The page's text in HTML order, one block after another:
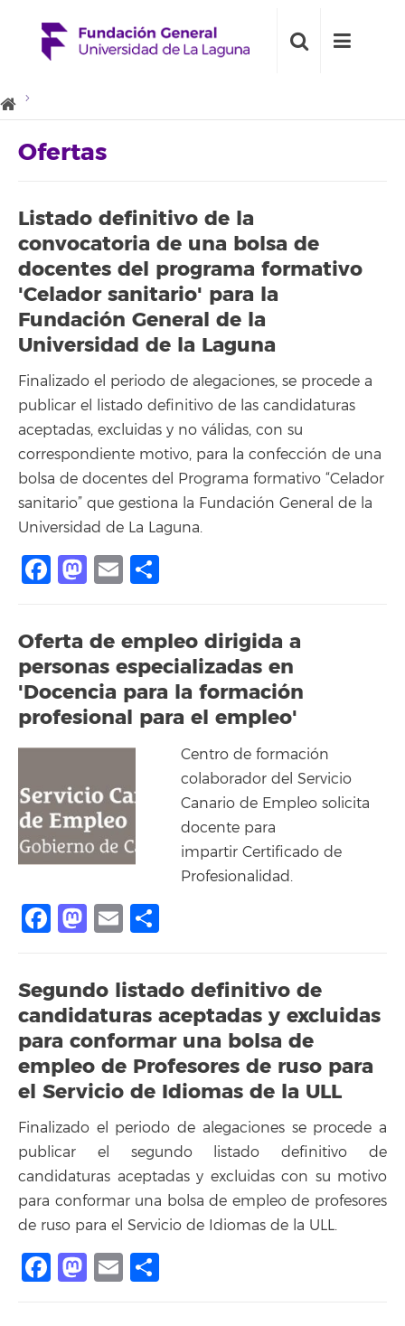
Ofertas
Listado definitivo de la
convocatoria de una bolsa de
docentes del programa formativo
'Celador sanitario' para la
Fundación General de la
Universidad de la Laguna
Finalizado el periodo de alegaciones, se procede a
publicar el listado definitivo de las candidaturas
aceptadas, excluidas y no válidas, con su
correspondiente motivo, para la confección de una
bolsa de docentes del Programa formativo “Celador
sanitario” que gestiona la Fundación General de la
Universidad de La Laguna.
Facebook
Mastodon
Email
Oferta de empleo dirigida a
personas especializadas en
'Docencia para la formación
profesional para el empleo'
Centro de formación
colaborador del Servicio
Canario de Empleo solicita
docente para
impartir Certificado de
Profesionalidad.
Facebook
Mastodon
Email
Segundo listado definitivo de
candidaturas aceptadas y excluidas
para conformar una bolsa de
empleo de Profesores de ruso para
el Servicio de Idiomas de la ULL
Finalizado el periodo de alegaciones se procede a
publicar el segundo listado definitivo de
candidaturas aceptadas y excluidas con su motivo
para conformar una bolsa de empleo de profesores
de ruso para el Servicio de Idiomas de la ULL.
Facebook
Mastodon
Email